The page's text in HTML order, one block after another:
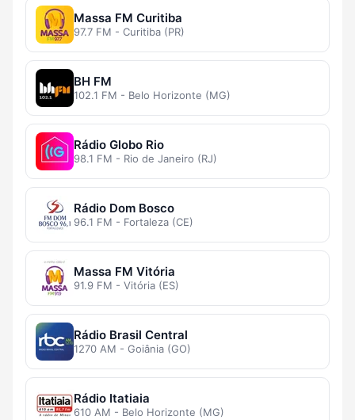
Massa FM Curitiba
97.7 FM - Curitiba (PR)
BH FM
102.1 FM - Belo Horizonte (MG)
Rádio Globo Rio
98.1 FM - Rio de Janeiro (RJ)
Rádio Dom Bosco
96.1 FM - Fortaleza (CE)
Massa FM Vitória
91.9 FM - Vitória (ES)
Rádio Brasil Central
1270 AM - Goiânia (GO)
Rádio Itatiaia
610 AM - Belo Horizonte (MG)